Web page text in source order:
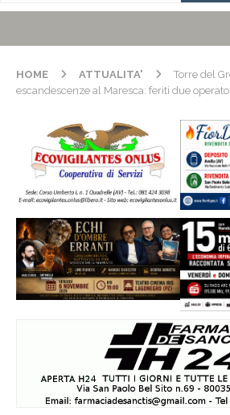
HOME ATTUALITA'
Torre del
escandescenze al Maresca: feriti due